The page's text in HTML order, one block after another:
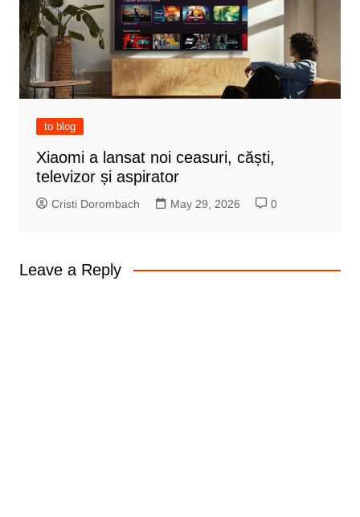
to blog
Xiaomi a lansat noi ceasuri, căști,
televizor și aspirator
Cristi Dorombach May 29, 2026 0
Leave a Reply